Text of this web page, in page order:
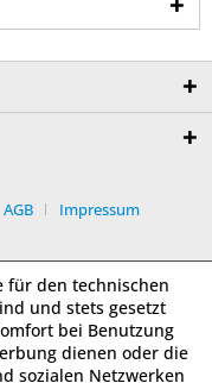
AGB Impressum
für den technischen
und stets gesetzt
bei Benutzung
dienen oder die
sozialen Netzwerken